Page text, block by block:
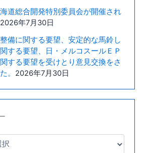
道総合開発特別委員会が開催され
2026年7月30日
備に関する要望、安定的な馬鈴し
する要望、日・メルコスールＥＰ
する要望を受けとり意見交換をさ
。 2026年7月30日